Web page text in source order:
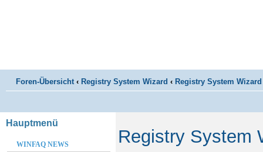
Foren-Übersicht ‹ Registry System Wizard ‹ Registry System Wizard
Registry System
Hauptmenü
WINFAQ NEWS